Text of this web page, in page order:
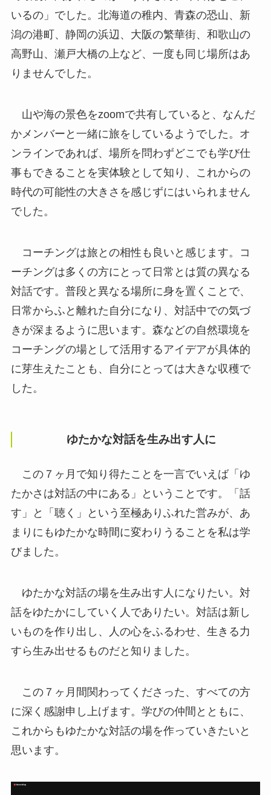
いるの」でした。北海道の稚内、青森の恐山、新
潟の港町、静岡の浜辺、大阪の繁華街、和歌山の
高野山、瀬戸大橋の上など、一度も同じ場所はあ
りませんでした。
山や海の景色をzoomで共有していると、なんだ
かメンバーと一緒に旅をしているようでした。オ
ンラインであれば、場所を問わずどこでも学び仕
事もできることを実体験として知り、これからの
時代の可能性の大きさを感じずにはいられません
でした。
コーチングは旅との相性も良いと感じます。コ
ーチングは多くの方にとって日常とは質の異なる
対話です。普段と異なる場所に身を置くことで、
日常からふと離れた自分になり、対話中での気づ
きが深まるように思います。森などの自然環境を
コーチングの場として活用するアイデアが具体的
に芽生えたことも、自分にとっては大きな収穫で
した。
ゆたかな対話を生み出す人に
この７ヶ月で知り得たことを一言でいえば「ゆ
たかさは対話の中にある」ということです。「話
す」と「聴く」という至極ありふれた営みが、あ
まりにもゆたかな時間に変わりうることを私は学
びました。
ゆたかな対話の場を生み出す人になりたい。対
話をゆたかにしていく人でありたい。対話は新し
いものを作り出し、人の心をふるわせ、生きる力
すら生み出せるものだと知りました。
この７ヶ月間関わってくださった、すべての方
に深く感謝申し上げます。学びの仲間とともに、
これからもゆたかな対話の場を作っていきたいと
思います。